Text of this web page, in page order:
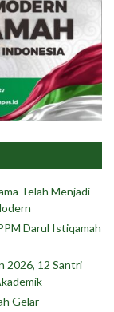
Telah Menjadi
Darul Istiqamah
2026, 12 Santri
Gelar